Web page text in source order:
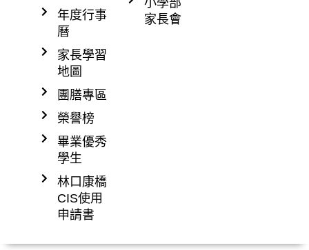
年度行事
曆
家長學習
地圖
團膳專區
榮譽榜
畢業優秀
學生
林口康橋
CIS使用
申請書
家長會